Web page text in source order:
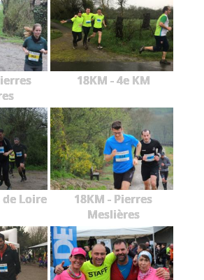
18KM - 4e KM
de Loire
18KM - Pierres
Meslières